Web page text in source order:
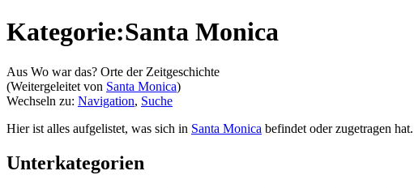
Kategorie:Santa Monica
Aus Wo war das? Orte der Zeitgeschichte
(Weitergeleitet von Santa Monica)
Wechseln zu: Navigation, Suche
Hier ist alles aufgelistet, was sich in Santa Monica befindet oder zugetragen hat.
Unterkategorien